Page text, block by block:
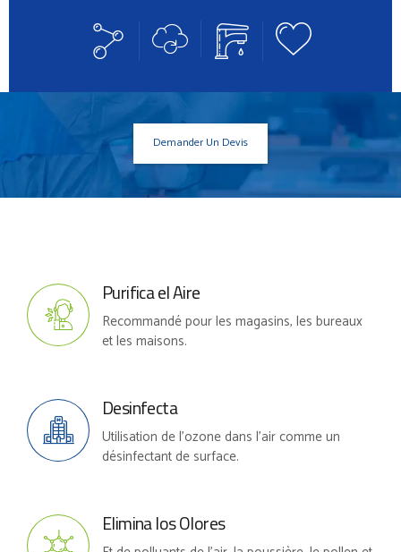
Demander Un Devis
Purifica el Aire
Recommandé pour les magasins, les bureaux
et les maisons.
Desinfecta
Utilisation de l'ozone dans l'air comme un
désinfectant de surface.
Elimina los Olores